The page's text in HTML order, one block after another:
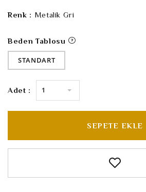
Renk : Metalik Gri
Beden Tablosu
STANDART
Adet : 1
SEPETE EKLE